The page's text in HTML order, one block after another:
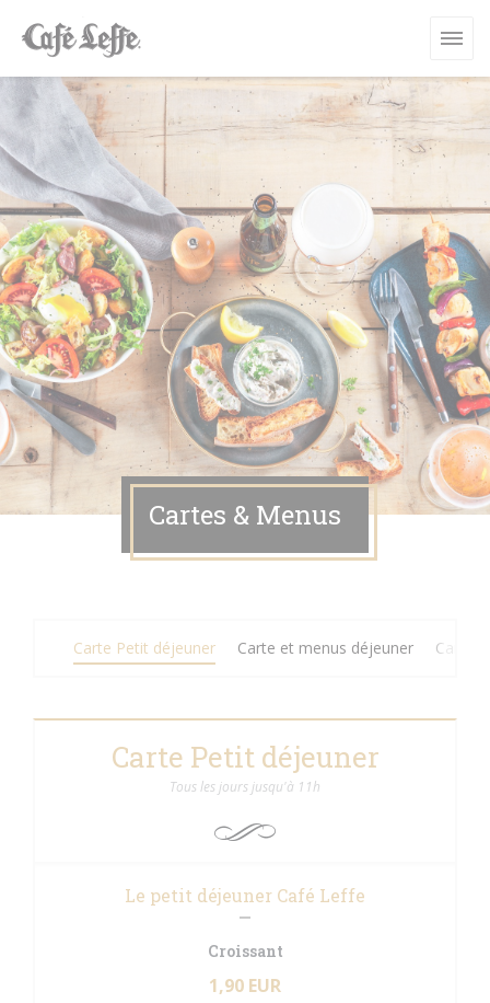
Cartes & Menus
Carte Petit déjeuner Carte et menus déjeuner Carte
Carte Petit déjeuner
Tous les jours jusqu'à 11h
Le petit déjeuner Café Leffe
Croissant
1,90 EUR